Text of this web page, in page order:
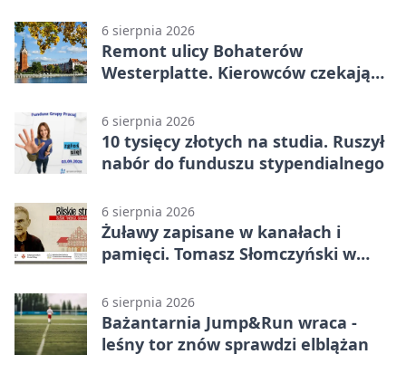
6 sierpnia 2026
Remont ulicy Bohaterów
Westerplatte. Kierowców czekają
6 sierpnia 2026
10 tysięcy złotych na studia. Ruszył
nabór do funduszu stypendialnego
6 sierpnia 2026
Żuławy zapisane w kanałach i
pamięci. Tomasz Słomczyński w
6 sierpnia 2026
Bażantarnia Jump&Run wraca -
leśny tor znów sprawdzi elblążan